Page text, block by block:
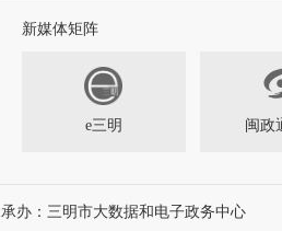
新媒体矩阵
e三明 闽政
承办：三明市大数据和电子政务中心